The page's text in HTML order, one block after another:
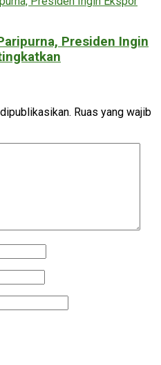
Presiden Ingin
Ruas yang wajib